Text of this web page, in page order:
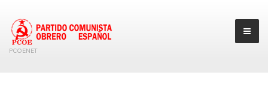
PCOENET